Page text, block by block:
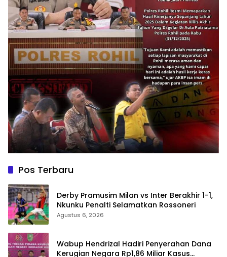
Pos Terbaru
Derby Pramusim Milan vs Inter Berakhir 1-1,
Nkunku Penalti Selamatkan Rossoneri
Agustus 6, 2026
Wabup Hendrizal Hadiri Penyerahan Dana
Kerugian Negara Rp1,86 Miliar Kasus